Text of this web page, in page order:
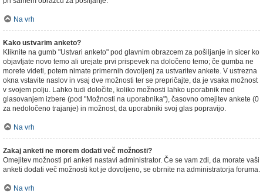
Na vrh
Kako ustvarim anketo?
Kliknite na gumb "Ustvari anketo" pod glavnim obrazcem za pošiljanje in sicer ko
objavljate novo temo ali urejate prvi prispevek na določeno temo; če gumba ne
morete videti, potem nimate primernih dovoljenj za ustvaritev ankete. V ustrezna
okna vstavite naslov in vsaj dve možnosti ter se prepričajte, da je vsaka možnost
v svojem polju. Lahko tudi določite, koliko možnosti lahko uporabnik med
glasovanjem izbere (pod "Možnosti na uporabnika"), časovno omejitev ankete (0
za nedoločeno trajanje) in možnost, da uporabniki svoj glas popravijo.
Na vrh
Zakaj anketi ne morem dodati več možnosti?
Omejitev možnosti pri anketi nastavi administrator. Če se vam zdi, da morate vaši
anketi dodati več možnosti kot je dovoljeno, se obrnite na administratorja foruma.
Na vrh